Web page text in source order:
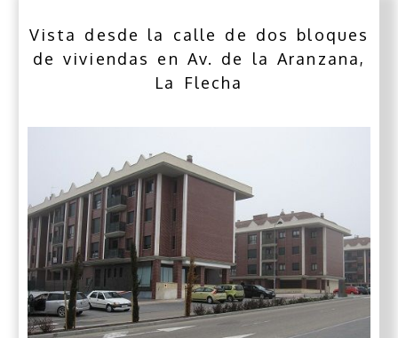
Vista desde la calle de dos bloques
de viviendas en Av. de la Aranzana,
La Flecha